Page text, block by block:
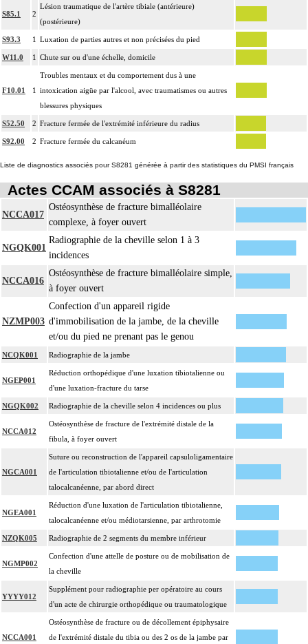
S85.1 2
Lésion traumatique de l'artère tibiale (antérieure)
(postérieure)
S93.3 1 Luxation de parties autres et non précisées du pied
W11.0 1 Chute sur ou d'une échelle, domicile
F10.01 1
Troubles mentaux et du comportement dus à une
intoxication aigüe par l'alcool, avec traumatismes ou autres
blessures physiques
S52.50 2 Fracture fermée de l'extrémité inférieure du radius
S92.00 2 Fracture fermée du calcanéum
Liste de diagnostics associés pour S8281 générée à partir des statistiques du PMSI français
Actes CCAM associés à S8281
NCCA017
Ostéosynthèse de fracture bimalléolaire
complexe, à foyer ouvert
NGQK001
Radiographie de la cheville selon 1 à 3
incidences
NCCA016
Ostéosynthèse de fracture bimalléolaire simple,
à foyer ouvert
NZMP003
Confection d'un appareil rigide
d'immobilisation de la jambe, de la cheville
et/ou du pied ne prenant pas le genou
NCQK001 Radiographie de la jambe
NGEP001
Réduction orthopédique d'une luxation tibiotalienne ou
d'une luxation-fracture du tarse
NGQK002 Radiographie de la cheville selon 4 incidences ou plus
NCCA012
Ostéosynthèse de fracture de l'extrémité distale de la
fibula, à foyer ouvert
NGCA001
Suture ou reconstruction de l'appareil capsuloligamentaire
de l'articulation tibiotalienne et/ou de l'articulation
talocalcanéenne, par abord direct
NGEA001
Réduction d'une luxation de l'articulation tibiotalienne,
talocalcanéenne et/ou médiotarsienne, par arthrotomie
NZQK005 Radiographie de 2 segments du membre inférieur
NGMP002
Confection d'une attelle de posture ou de mobilisation de
la cheville
YYYY012
Supplément pour radiographie per opératoire au cours
d'un acte de chirurgie orthopédique ou traumatologique
NCCA001
Ostéosynthèse de fracture ou de décollement épiphysaire
de l'extrémité distale du tibia ou des 2 os de la jambe par